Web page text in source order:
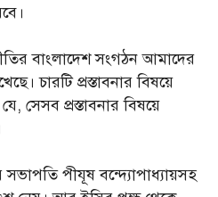
বাংলাদেশ সংগঠন আমাদের
চারটি প্রস্তাবনার বিষয়ে
সেসব প্রস্তাবনার বিষয়ে
সভাপতি পীযূষ বন্দ্যোপাধ্যায়সহ